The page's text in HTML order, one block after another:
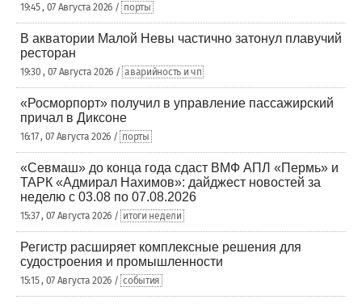
19:45 , 07 Августа 2026 / порты
В акватории Малой Невы частично затонул плавучий
ресторан
19:30 , 07 Августа 2026 / аварийность и чп
«Росморпорт» получил в управление пассажирский
причал в Диксоне
16:17 , 07 Августа 2026 / порты
«Севмаш» до конца года сдаст ВМФ АПЛ «Пермь» и
ТАРК «Адмирал Нахимов»: дайджест новостей за
неделю с 03.08 по 07.08.2026
15:37 , 07 Августа 2026 / итоги недели
Регистр расширяет комплексные решения для
судостроения и промышленности
15:15 , 07 Августа 2026 / события